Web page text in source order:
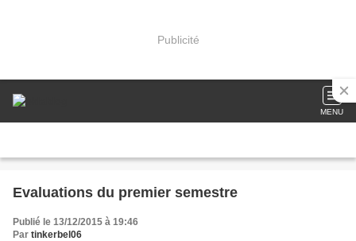
Publicité
MENU
Evaluations du premier semestre
Publié le 13/12/2015 à 19:46
Par tinkerbel06